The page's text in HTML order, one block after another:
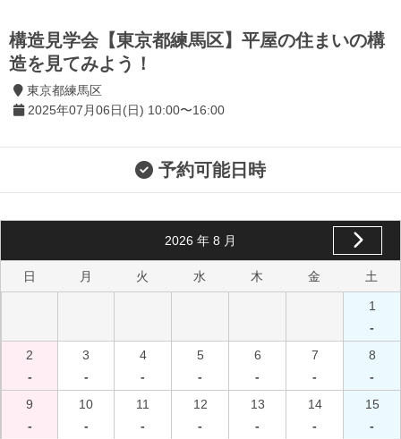
構造見学会【東京都練馬区】平屋の住まいの構
造を見てみよう！
東京都練馬区
2025年07月06日(日) 10:00〜16:00
予約可能日時
2026 年 8 月
日 月 火 水 木 金 土
1
-
2
-
3
-
4
-
5
-
6
-
7
-
8
-
9
-
10
-
11
-
12
-
13
-
14
-
15
-